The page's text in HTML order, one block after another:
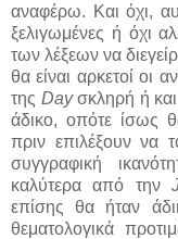
αναφέρω. Και όχι,
ξελιγωμένες ή όχι
των λέξεων να
θα είναι αρκετοί
της Dayσκληρή ή
άδικο, οπότε ίσως
πριν επιλέξουν να
συγγραφική
καλύτερα από την
επίσης θα ήταν
θεματολογικά